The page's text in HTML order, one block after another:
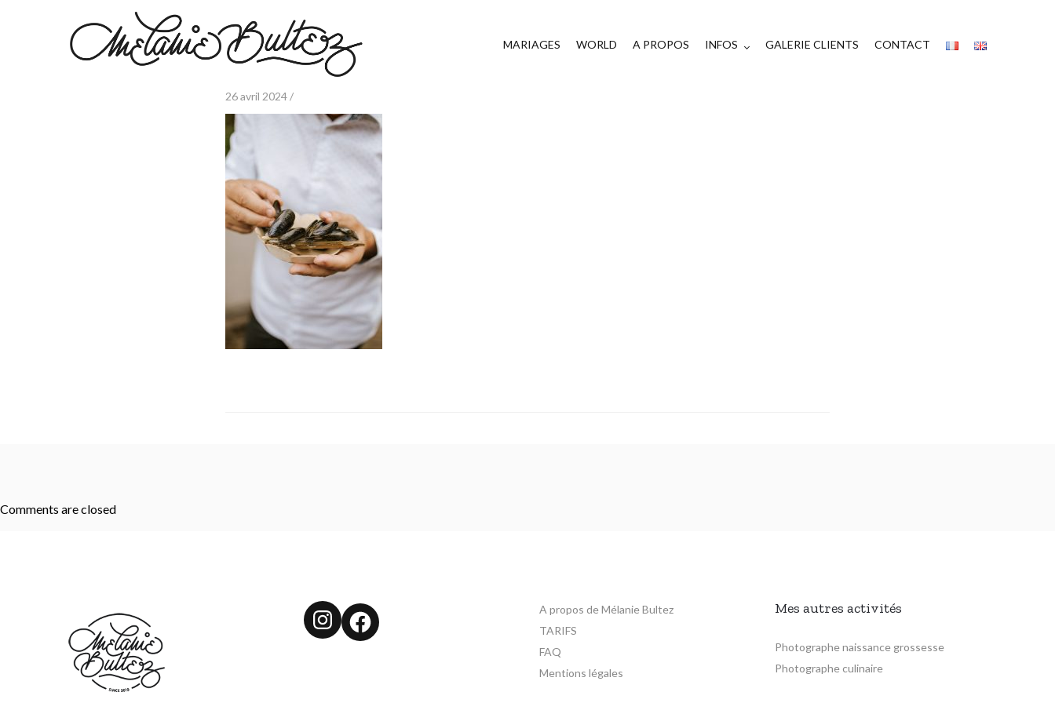
MARIAGES WORLD A PROPOS INFOS GALERIE CLIENTS CONTACT
26 avril 2024 /
Comments are closed
Instagram
Facebook
A propos de Mélanie Bultez
TARIFS
FAQ
Mentions légales
Mes autres activités
Photographe naissance grossesse
Photographe culinaire